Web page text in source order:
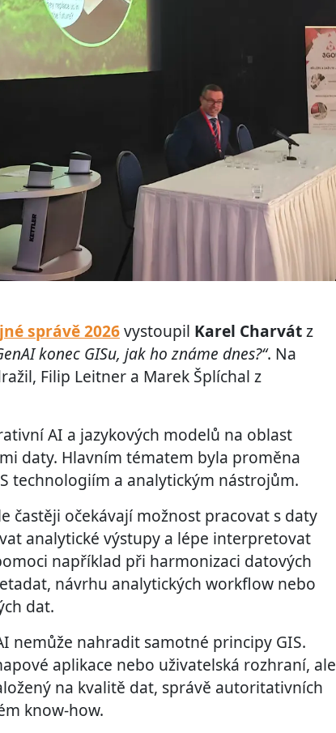
správě 2026vystoupil Karel Charvátz
konec GISu, jak ho známe dnes?“. Na
Filip Leitner a Marek Šplíchal z
AI a jazykových modelů na oblast
daty. Hlavním tématem byla proměna
technologiím a analytickým nástrojům.
častěji očekávají možnost pracovat s daty
analytické výstupy a lépe interpretovat
například při harmonizaci datových
návrhu analytických workflow nebo
dat.
nemůže nahradit samotné principy GIS.
aplikace nebo uživatelská rozhraní, ale
na kvalitě dat, správě autoritativních
know-how.